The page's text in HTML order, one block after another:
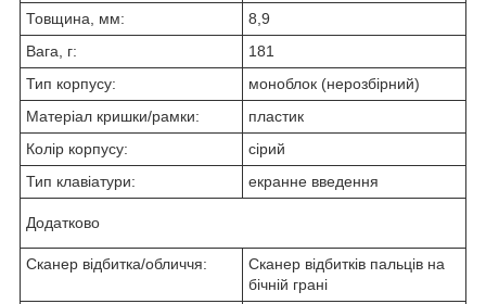
Товщина, мм:
8,9
Вага, г:
181
Тип корпусу:
моноблок (нерозбірний)
Матеріал кришки/рамки:
пластик
Колір корпусу:
сірий
Тип клавіатури:
екранне введення
Додатково
Сканер відбитка/обличчя:
Сканер відбитків пальців на
бічній грані